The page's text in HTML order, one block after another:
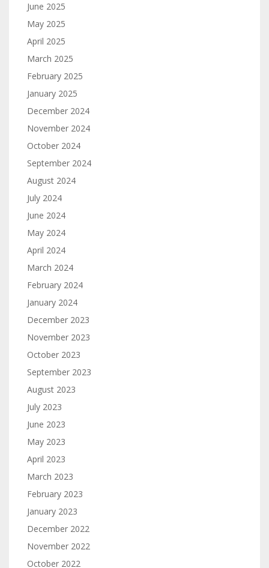
June 2025
May 2025
April 2025
March 2025
February 2025
January 2025
December 2024
November 2024
October 2024
September 2024
August 2024
July 2024
June 2024
May 2024
April 2024
March 2024
February 2024
January 2024
December 2023
November 2023
October 2023
September 2023
August 2023
July 2023
June 2023
May 2023
April 2023
March 2023
February 2023
January 2023
December 2022
November 2022
October 2022